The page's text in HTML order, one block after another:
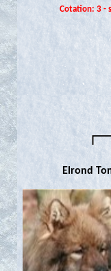
Cotation: 3 -
Elrond